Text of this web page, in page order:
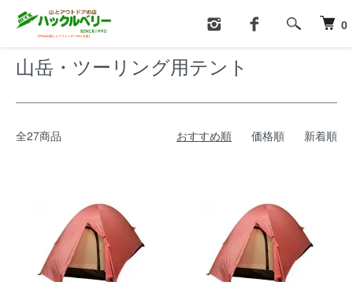
0
ホーム テント・タープ 山岳・ツーリング用テント
山岳・ツーリング用テント
全27商品 おすすめ順 価格順 新着順